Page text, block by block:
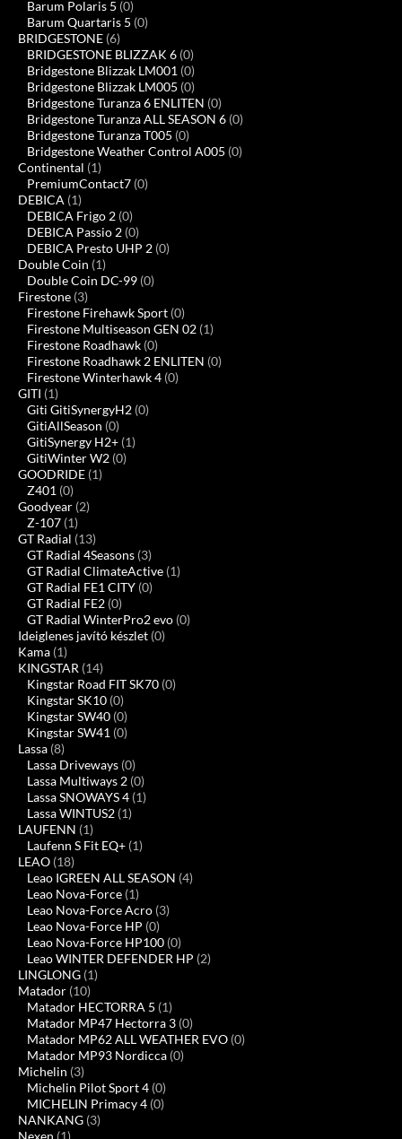
Barum Polaris 5 (0)
Barum Quartaris 5 (0)
BRIDGESTONE (6)
BRIDGESTONE BLIZZAK 6 (0)
Bridgestone Blizzak LM001 (0)
Bridgestone Blizzak LM005 (0)
Bridgestone Turanza 6 ENLITEN (0)
Bridgestone Turanza ALL SEASON 6 (0)
Bridgestone Turanza T005 (0)
Bridgestone Weather Control A005 (0)
Continental (1)
PremiumContact7 (0)
DEBICA (1)
DEBICA Frigo 2 (0)
DEBICA Passio 2 (0)
DEBICA Presto UHP 2 (0)
Double Coin (1)
Double Coin DC-99 (0)
Firestone (3)
Firestone Firehawk Sport (0)
Firestone Multiseason GEN 02 (1)
Firestone Roadhawk (0)
Firestone Roadhawk 2 ENLITEN (0)
Firestone Winterhawk 4 (0)
GITI (1)
Giti GitiSynergyH2 (0)
GitiAllSeason (0)
GitiSynergy H2+ (1)
GitiWinter W2 (0)
GOODRIDE (1)
Z401 (0)
Goodyear (2)
Z-107 (1)
GT Radial (13)
GT Radial 4Seasons (3)
GT Radial ClimateActive (1)
GT Radial FE1 CITY (0)
GT Radial FE2 (0)
GT Radial WinterPro2 evo (0)
Ideiglenes javító készlet (0)
Kama (1)
KINGSTAR (14)
Kingstar Road FIT SK70 (0)
Kingstar SK10 (0)
Kingstar SW40 (0)
Kingstar SW41 (0)
Lassa (8)
Lassa Driveways (0)
Lassa Multiways 2 (0)
Lassa SNOWAYS 4 (1)
Lassa WINTUS2 (1)
LAUFENN (1)
Laufenn S Fit EQ+ (1)
LEAO (18)
Leao IGREEN ALL SEASON (4)
Leao Nova-Force (1)
Leao Nova-Force Acro (3)
Leao Nova-Force HP (0)
Leao Nova-Force HP100 (0)
Leao WINTER DEFENDER HP (2)
LINGLONG (1)
Matador (10)
Matador HECTORRA 5 (1)
Matador MP47 Hectorra 3 (0)
Matador MP62 ALL WEATHER EVO (0)
Matador MP93 Nordicca (0)
Michelin (3)
Michelin Pilot Sport 4 (0)
MICHELIN Primacy 4 (0)
NANKANG (3)
Nexen (1)